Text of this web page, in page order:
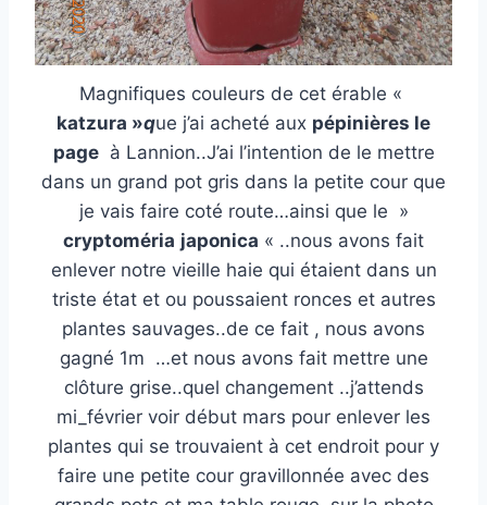
Magnifiques couleurs de cet érable «
katzura »que j’ai acheté aux pépinières le
pageà Lannion..J’ai l’intention de le mettre
dans un grand pot gris dans la petite cour que
je vais faire coté route…ainsi que le »
cryptoméria japonica « ..nous avons fait
enlever notre vieille haie qui étaient dans un
triste état et ou poussaient ronces et autres
plantes sauvages..de ce fait , nous avons
gagné 1m …et nous avons fait mettre une
clôture grise..quel changement ..j’attends
mi_février voir début mars pour enlever les
plantes qui se trouvaient à cet endroit pour y
faire une petite cour gravillonnée avec des